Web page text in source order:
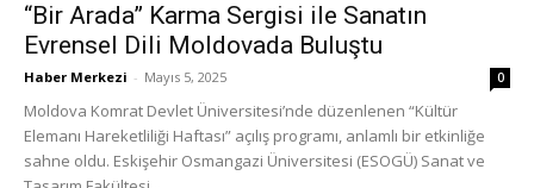
“Bir Arada” Karma Sergisi ile Sanatın
Evrensel Dili Moldovada Buluştu
Haber Merkezi - Mayıs 5, 2025 0
Moldova Komrat Devlet Üniversitesi’nde düzenlenen “Kültür
Elemanı Hareketliliği Haftası” açılış programı, anlamlı bir etkinliğe
sahne oldu. Eskişehir Osmangazi Üniversitesi (ESOGÜ) Sanat ve